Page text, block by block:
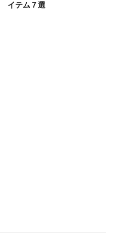
イテム７選